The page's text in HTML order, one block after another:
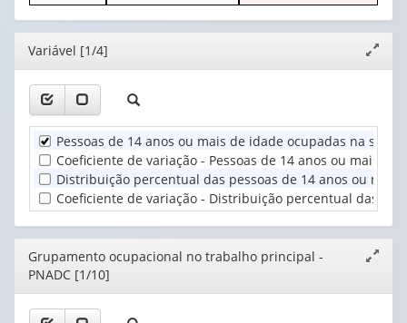
(1)
Grupamento
(possui
apenas
valor):
Unidade
Territorial
(1)
(possui
apenas
Trabalho
meio
de
plataforma
digit...
(1)
Editor
janela
Variável [1/4]
Pessoas de 14 anos ou mais de idade ocupadas na
Coeficiente de variação - Pessoas de 14 anos ou mais
Distribuição percentual das pessoas de 14 anos ou
Coeficiente de variação - Distribuição percentual das
Editor
Grupamento ocupacional no trabalho principal -
PNADC [1/10]